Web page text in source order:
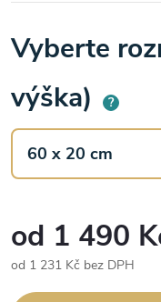
Vyberte
výška)
?
od 1 490
od 1 231 Kč bez DPH